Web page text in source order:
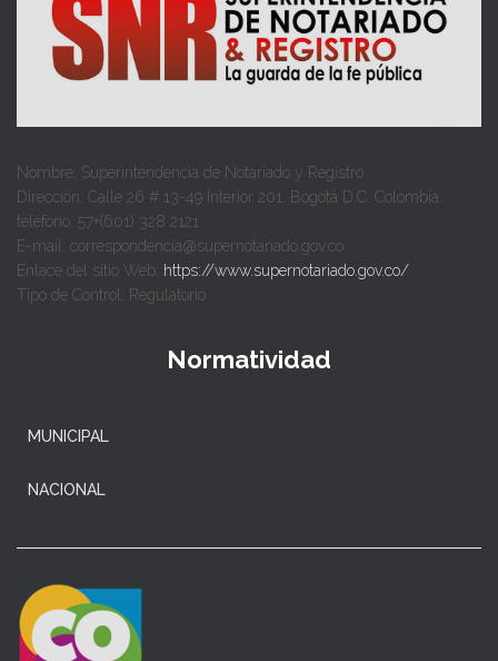
Nombre: Superintendencia de Notariado y Registro
Dirección: Calle 26 # 13-49 Interior 201, Bogotá D.C. Colombia.
teléfono: 57+(601) 328 2121
E-mail: correspondencia@supernotariado.gov.co
Enlace del sitio Web: https://www.supernotariado.gov.co/
Tipo de Control: Regulatorio
Normatividad
MUNICIPAL
NACIONAL